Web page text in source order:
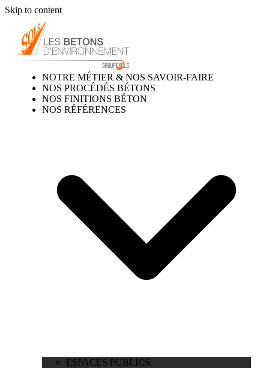
Skip to content
NOTRE MÉTIER & NOS SAVOIR-FAIRE
NOS PROCÉDÉS BÉTONS
NOS FINITIONS BÉTON
NOS RÉFÉRENCES
ESPACES PUBLICS